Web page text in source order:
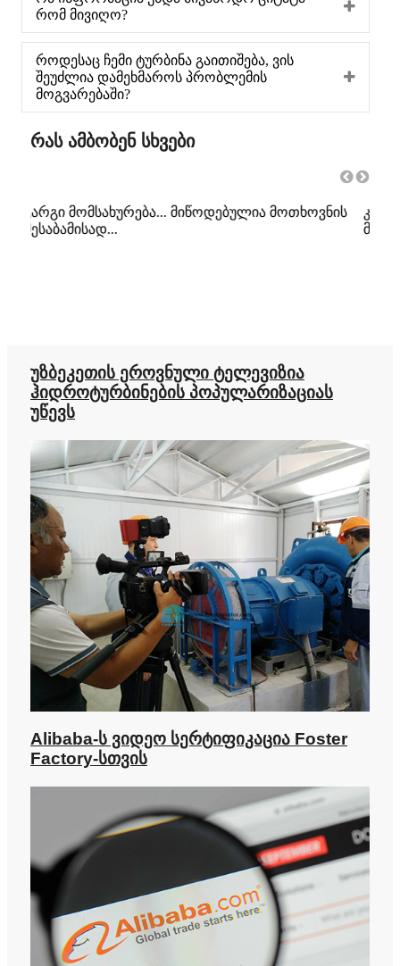
რომ მივიღო?
როდესაც ჩემი ტურბინა გაითიშება, ვის
შეუძლია დამეხმაროს პრობლემის
მოგვარებაში?
რას ამბობენ სხვები
კარგი პროდუქტი და ძალიან კარგი
მომსახურება!!! გირჩევთ!
უზბეკეთის ეროვნული ტელევიზია
ჰიდროტურბინების პოპულარიზაციას
უწევს
Alibaba-ს ვიდეო სერტიფიკაცია Foster
Factory-სთვის